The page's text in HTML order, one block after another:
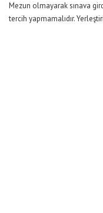
Mezun olmayarak sınava
tercih yapmamalıdır.